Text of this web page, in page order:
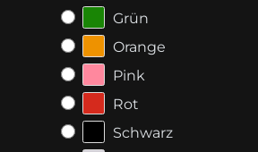
Grün
Orange
Pink
Rot
Schwarz